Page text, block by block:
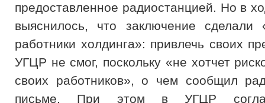
предоставленное радиостанцией. Но в
выяснилось, что заключение сделали
работники холдинга»: привлечь своих
УГЦР не смог, поскольку «не хотчет
своих работников», о чем сообщил
письме. При этом в УГЦР